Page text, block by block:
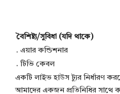
বৈশিষ্ট্য/সুবিধা (যদি থাকে)
. এয়ার কন্ডিশনার
. টিভি কেবল
একটি লাইভ হাউস ট্যুর নির্ধারণ
আমাদের একজন প্রতিনিধির